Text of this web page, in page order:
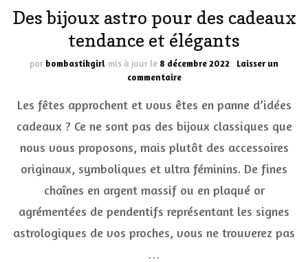
Des bijoux astro pour des cadeaux
tendance et élégants
par bombastikgirl mis à jour le 8 décembre 2022
Laisser un
commentairesur
bijoux
pour
des
tendance
et
élégants
Les fêtes approchent et vous êtes en panne d’idées
cadeaux ? Ce ne sont pas des bijoux classiques que
nous vous proposons, mais plutôt des accessoires
originaux, symboliques et ultra féminins. De fines
chaînes en argent massif ou en plaqué or
agrémentées de pendentifs représentant les signes
astrologiques de vos proches, vous ne trouverez pas
…